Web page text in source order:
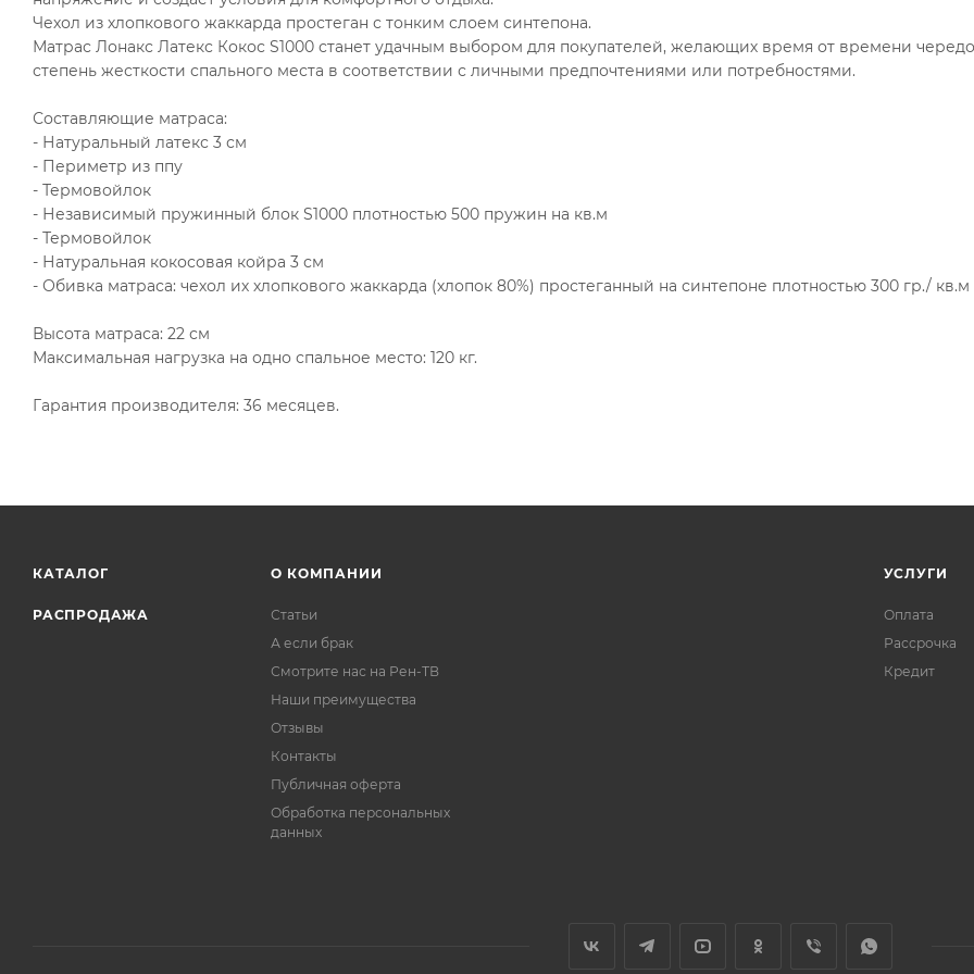
Чехол из хлопкового жаккарда простеган с тонким слоем синтепона.
Матрас Лонакс Латекс Кокос S1000 станет удачным выбором для покупателей, желающих время от времени
степень жесткости спального места в соответствии с личными предпочтениями или потребностями.
Составляющие матраса:
- Натуральный латекс 3 см
- Периметр из ппу
- Термовойлок
- Независимый пружинный блок S1000 плотностью 500 пружин на кв.м
- Термовойлок
- Натуральная кокосовая койра 3 см
- Обивка матраса: чехол их хлопкового жаккарда (хлопок 80%) простеганный на синтепоне плотностью 300 гр./ кв.м
Высота матраса: 22 см
Максимальная нагрузка на одно спальное место: 120 кг.
Гарантия производителя: 36 месяцев.
КАТАЛОГ
РАСПРОДАЖА
О КОМПАНИИ
Статьи
А если брак
Смотрите нас на Рен-ТВ
Наши преимущества
Отзывы
Контакты
Публичная оферта
Обработка персональных
данных
УСЛУГИ
Оплата
Рассрочка
Кредит